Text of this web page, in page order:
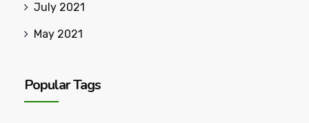
July 2021
May 2021
Popular Tags